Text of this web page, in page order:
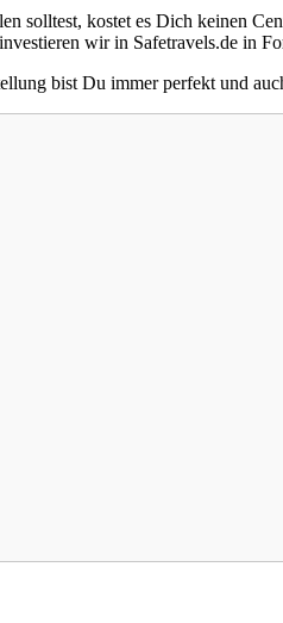
kostet es Dich keinen
wir in Safetravels.de in
bist Du immer perfekt und